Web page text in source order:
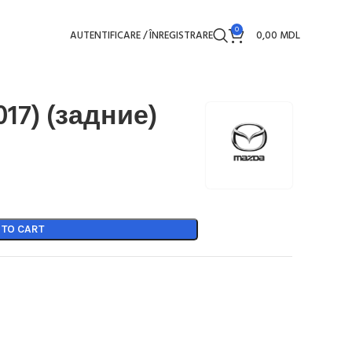
AUTENTIFICARE / ÎNREGISTRARE 0 0,00 MDL
(задние)
CART